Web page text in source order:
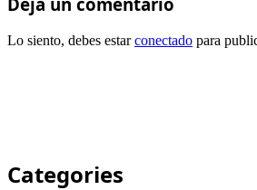
Lo siento, debes estarconectado para
Categories